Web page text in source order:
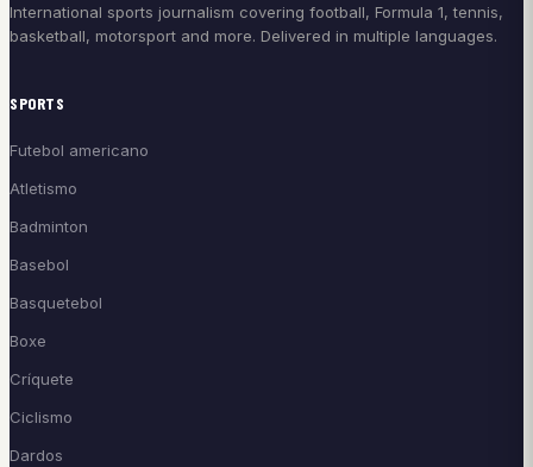
International sports journalism covering football, Formula 1, tennis,
basketball, motorsport and more. Delivered in multiple languages.
SPORTS
Futebol americano
Atletismo
Badminton
Basebol
Basquetebol
Boxe
Críquete
Ciclismo
Dardos